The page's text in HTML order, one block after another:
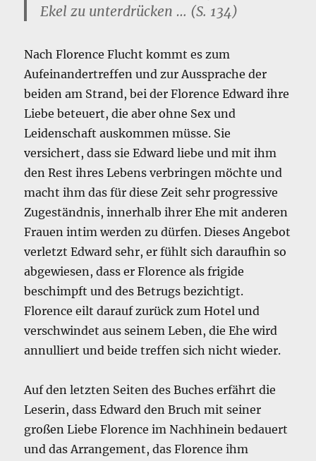
Ekel zu unterdrücken … (S. 134)
Nach Florence Flucht kommt es zum
Aufeinandertreffen und zur Aussprache der
beiden am Strand, bei der Florence Edward ihre
Liebe beteuert, die aber ohne Sex und
Leidenschaft auskommen müsse. Sie
versichert, dass sie Edward liebe und mit ihm
den Rest ihres Lebens verbringen möchte und
macht ihm das für diese Zeit sehr progressive
Zugeständnis, innerhalb ihrer Ehe mit anderen
Frauen intim werden zu dürfen. Dieses Angebot
verletzt Edward sehr, er fühlt sich daraufhin so
abgewiesen, dass er Florence als frigide
beschimpft und des Betrugs bezichtigt.
Florence eilt darauf zurück zum Hotel und
verschwindet aus seinem Leben, die Ehe wird
annulliert und beide treffen sich nicht wieder.
Auf den letzten Seiten des Buches erfährt die
Leserin, dass Edward den Bruch mit seiner
großen Liebe Florence im Nachhinein bedauert
und das Arrangement, das Florence ihm